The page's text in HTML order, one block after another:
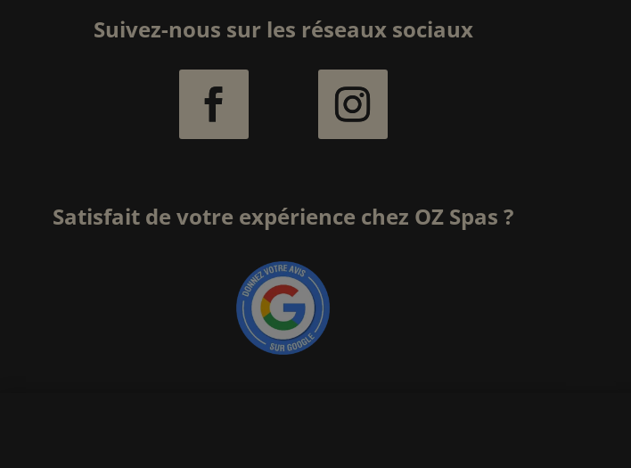
Suivez-nous sur les réseaux sociaux
Satisfait de votre expérience chez OZ Spas ?